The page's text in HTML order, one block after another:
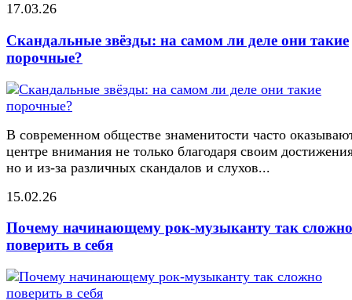
17.03.26
Скандальные звёзды: на самом ли деле они такие
порочные?
В современном обществе знаменитости часто
центре внимания не только благодаря своим
но и из-за различных скандалов и слухов...
15.02.26
Почему начинающему рок-музыканту так сложно
поверить в себя